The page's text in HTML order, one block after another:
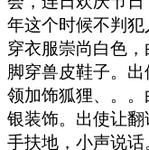
年这个时候不判犯
穿衣服崇尚白色，
脚穿兽皮鞋子。
领加饰狐狸、。
银装饰。出使让
手扶地，小声说